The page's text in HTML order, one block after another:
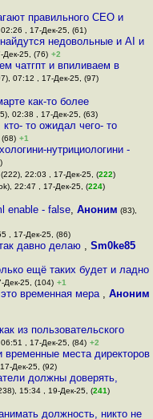
правильного СЕО и
, 17-Дек-25, (61)
недовольные и AI и
25, (76) +2
чатгпт и впиливаем в
07:12 , 17-Дек-25, (97)
как-то более
02:38 , 17-Дек-25, (63)
то ожидал чего- то
+1
нутрициологини -
(222), 22:03 , 17-Дек-25, (222)
22:47 , 17-Дек-25, (224)
enable - false,Аноним (83),
, 17-Дек-25, (86)
давно делаю , Sm0ke85
ещё таких будет и ладно
Дек-25, (104) +1
временная мера , Аноним
из пользовательского
, 17-Дек-25, (84) +2
временные места директоров
Дек-25, (92)
должны доверять,
15:34 , 19-Дек-25, (241)
должность, никто не